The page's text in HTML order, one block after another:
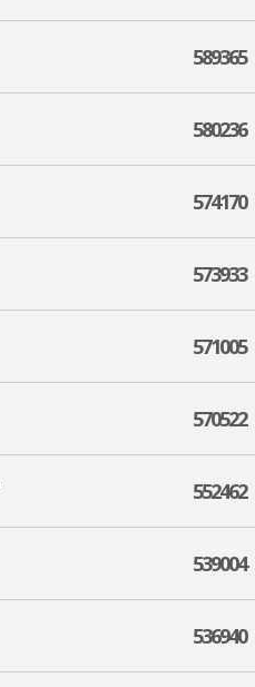
589365
580236
574170
573933
571005
570522
552462
539004
536940